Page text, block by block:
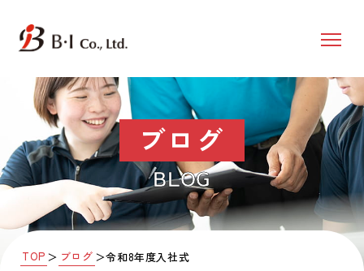
ブログ
BLOG
TOP ＞ ブログ ＞令和8年度入社式